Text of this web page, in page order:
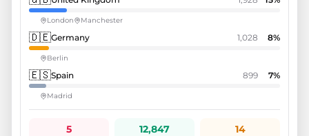
London Manchester
🇩🇪Germany 1,028 8%
Berlin
🇪🇸Spain 899 7%
Madrid
5 12,847 14